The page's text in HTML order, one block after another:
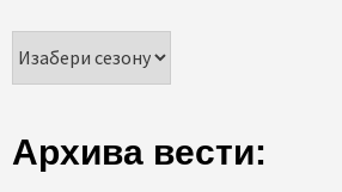
Архива вести: